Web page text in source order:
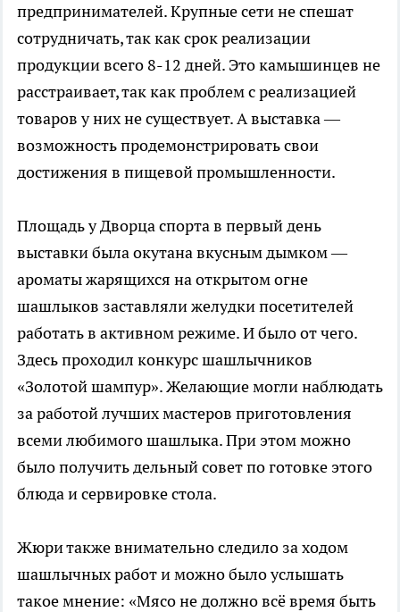
предпринимателей. Крупные сети не спешат
сотрудничать, так как срок реализации
продукции всего 8-12 дней. Это камышинцев не
расстраивает, так как проблем с реализацией
товаров у них не существует. А выставка —
возможность продемонстрировать свои
достижения в пищевой промышленности.
Площадь у Дворца спорта в первый день
выставки была окутана вкусным дымком —
ароматы жарящихся на открытом огне
шашлыков заставляли желудки посетителей
работать в активном режиме. И было от чего.
Здесь проходил конкурс шашлычников
«Золотой шампур». Желающие могли наблюдать
за работой лучших мастеров приготовления
всеми любимого шашлыка. При этом можно
было получить дельный совет по готовке этого
блюда и сервировке стола.
Жюри также внимательно следило за ходом
шашлычных работ и можно было услышать
такое мнение: «Мясо не должно всё время быть